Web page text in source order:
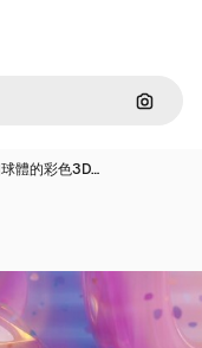
通過圖
體的彩色3D…